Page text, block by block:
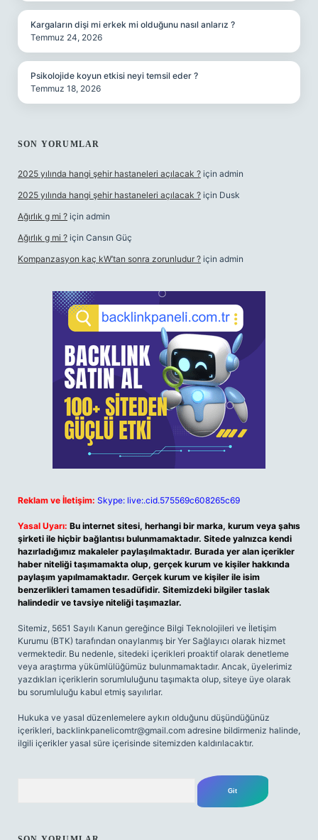
Kargaların dişi mi erkek mi olduğunu nasıl anlarız ?
Temmuz 24, 2026
Psikolojide koyun etkisi neyi temsil eder ?
Temmuz 18, 2026
SON YORUMLAR
2025 yılında hangi şehir hastaneleri açılacak ? için admin
2025 yılında hangi şehir hastaneleri açılacak ? için Dusk
Ağırlık g mi ? için admin
Ağırlık g mi ? için Cansın Güç
Kompanzasyon kaç kW’tan sonra zorunludur ? için admin
Reklam ve İletişim: Skype: live:.cid.575569c608265c69
Yasal Uyarı: Bu internet sitesi, herhangi bir marka, kurum veya şahıs
şirketi ile hiçbir bağlantısı bulunmamaktadır. Sitede yalnızca kendi
hazırladığımız makaleler paylaşılmaktadır. Burada yer alan içerikler
haber niteliği taşımamakta olup, gerçek kurum ve kişiler hakkında
paylaşım yapılmamaktadır. Gerçek kurum ve kişiler ile isim
benzerlikleri tamamen tesadüfidir. Sitemizdeki bilgiler taslak
halindedir ve tavsiye niteliği taşımazlar.
Sitemiz, 5651 Sayılı Kanun gereğince Bilgi Teknolojileri ve İletişim
Kurumu (BTK) tarafından onaylanmış bir Yer Sağlayıcı olarak hizmet
vermektedir. Bu nedenle, sitedeki içerikleri proaktif olarak denetleme
veya araştırma yükümlülüğümüz bulunmamaktadır. Ancak, üyelerimiz
yazdıkları içeriklerin sorumluluğunu taşımakta olup, siteye üye olarak
bu sorumluluğu kabul etmiş sayılırlar.
Hukuka ve yasal düzenlemelere aykırı olduğunu düşündüğünüz
içerikleri, backlinkpanelicomtr@gmail.com adresine bildirmeniz halinde,
ilgili içerikler yasal süre içerisinde sitemizden kaldırılacaktır.